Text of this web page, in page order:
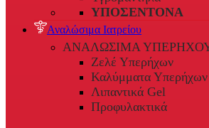
ΥΠΟΣΕΝΤΟΝΑ
Αναλώσιμα Ιατρείου
ΑΝΑΛΩΣΙΜΑ
Ζελέ Υπερήχων
Καλύμματα Υπερήχων
Λιπαντικά Gel
Προφυλακτικά